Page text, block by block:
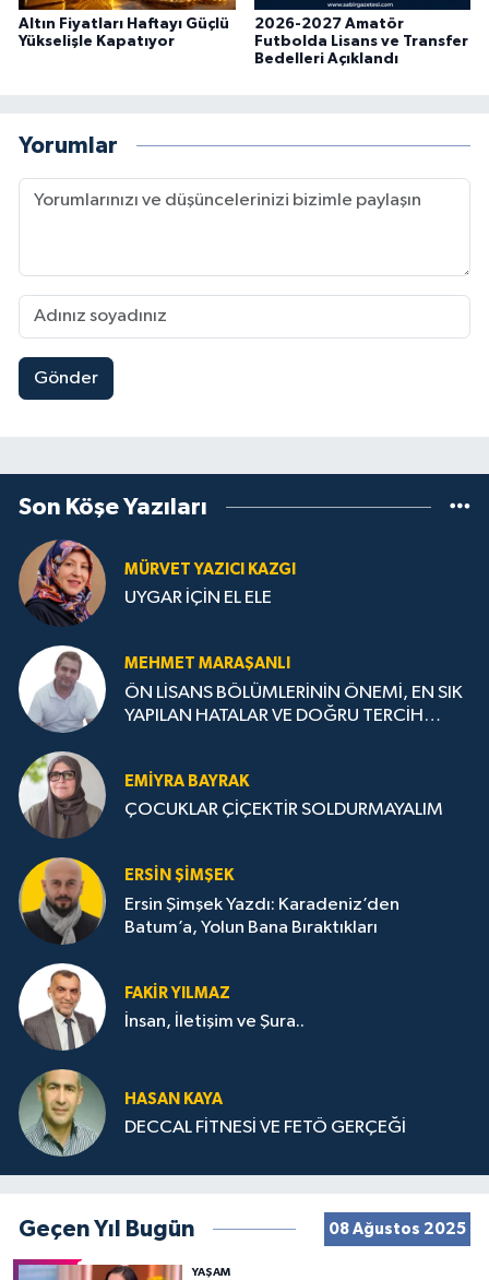
Altın Fiyatları Haftayı Güçlü
Yükselişle Kapatıyor
2026-2027 Amatör
Futbolda Lisans ve Transfer
Bedelleri Açıklandı
Yorumlar
Gönder
Son Köşe Yazıları
MÜRVET YAZICI KAZGI
UYGAR İÇİN EL ELE
MEHMET MARAŞANLI
ÖN LİSANS BÖLÜMLERİNİN ÖNEMİ, EN SIK
YAPILAN HATALAR VE DOĞRU TERCİH
EMIYRA BAYRAK
ÇOCUKLAR ÇİÇEKTİR SOLDURMAYALIM
ERSIN ŞIMŞEK
Ersin Şimşek Yazdı: Karadeniz’den
Batum’a, Yolun Bana Bıraktıkları
FAKIR YILMAZ
İnsan, İletişim ve Şura..
HASAN KAYA
DECCAL FİTNESİ VE FETÖ GERÇEĞİ
Geçen Yıl Bugün 08 Ağustos 2025
YAŞAM